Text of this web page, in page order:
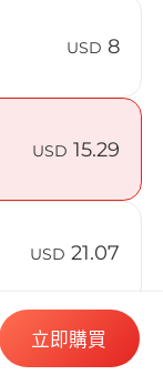
的
USD 8
USD 15.29
USD 21.07
31
立即購買